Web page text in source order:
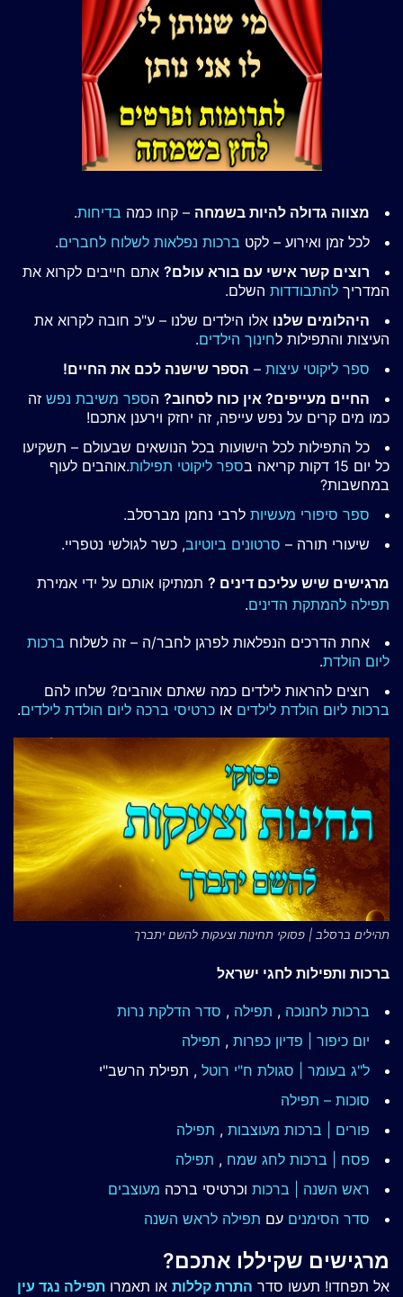
מצווה גדולה להיות בשמחה – קחו כמה בדיחות.
לכל זמן ואירוע – לקט ברכות נפלאות לשלוח לחברים.
רוצים קשר אישי עם בורא עולם? אתם חייבים לקרוא את
המדריך להתבודדות השלם.
היהלומים שלנו אלו הילדים שלנו – ע"כ חובה לקרוא את
העיצות והתפילות לחינוך הילדים.
ספר ליקוטי עיצות – הספר שישנה לכם את החיים!
החיים מעייפים? אין כוח לסחוב? הספר משיבת נפש זה
כמו מים קרים על נפש עייפה, זה יחזק וירענן אתכם!
כל התפילות לכל הישועות בכל הנושאים שבעולם – תשקיעו
כל יום 15 דקות קריאה ב
ספר ליקוטי תפילות.אוהבים לעוף
במחשבות?
ספר סיפורי מעשיות לרבי נחמן מברסלב.
שיעורי תורה – סרטונים ביוטיוב, כשר לגולשי נטפריי.
מרגישים שיש עליכם דינים ? תמתיקו אותם על ידי אמירת
תפילה להמתקת הדינים.
אחת הדרכים הנפלאות לפרגן לחבר/ה – זה לשלוח ברכות
ליום הולדת.
רוצים להראות לילדים כמה שאתם אוהבים? שלחו להם
ברכות ליום הולדת לילדים או כרטיסי ברכה ליום הולדת לילדים.
תהילים ברסלב | פסוקי תחינות וצעקות להשם יתברך
ברכות ותפילות לחגי ישראל
ברכות לחנוכה , תפילה , סדר הדלקת נרות
יום כיפור | פדיון כפרות , תפילה
ל"ג בעומר | סגולת ח"י רוטל , תפילת הרשב"י
סוכות – תפילה
פורים | ברכות מעוצבות , תפילה
פסח | ברכות לחג שמח , תפילה
ראש השנה | ברכות וכרטיסי ברכה מעוצבים
סדר הסימנים עם תפילה לראש השנה
מרגישים שקיללו אתכם?
אל תפחדו! תעשו סדר התרת קללות או תאמרו תפילה נגד עין